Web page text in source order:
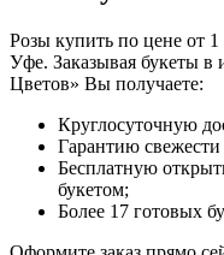
Розы купить по цене от 1
Уфе. Заказывая букеты в
Цветов» Вы получаете:
Круглосуточную
Гарантию свежести
Бесплатную
букетом;
Более 17 готовых